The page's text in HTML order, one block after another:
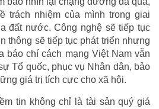
trách nhiệm của mình trong giai
đất nước. Công nghệ sẽ tiếp tục
thông sẽ tiếp tục phát triển nhưng
báo chí cách mạng Việt Nam vẫn
Tổ quốc, phục vụ Nhân dân, bảo
giá trị tích cực cho xã hội.
tin không chỉ là tài sản quý giá